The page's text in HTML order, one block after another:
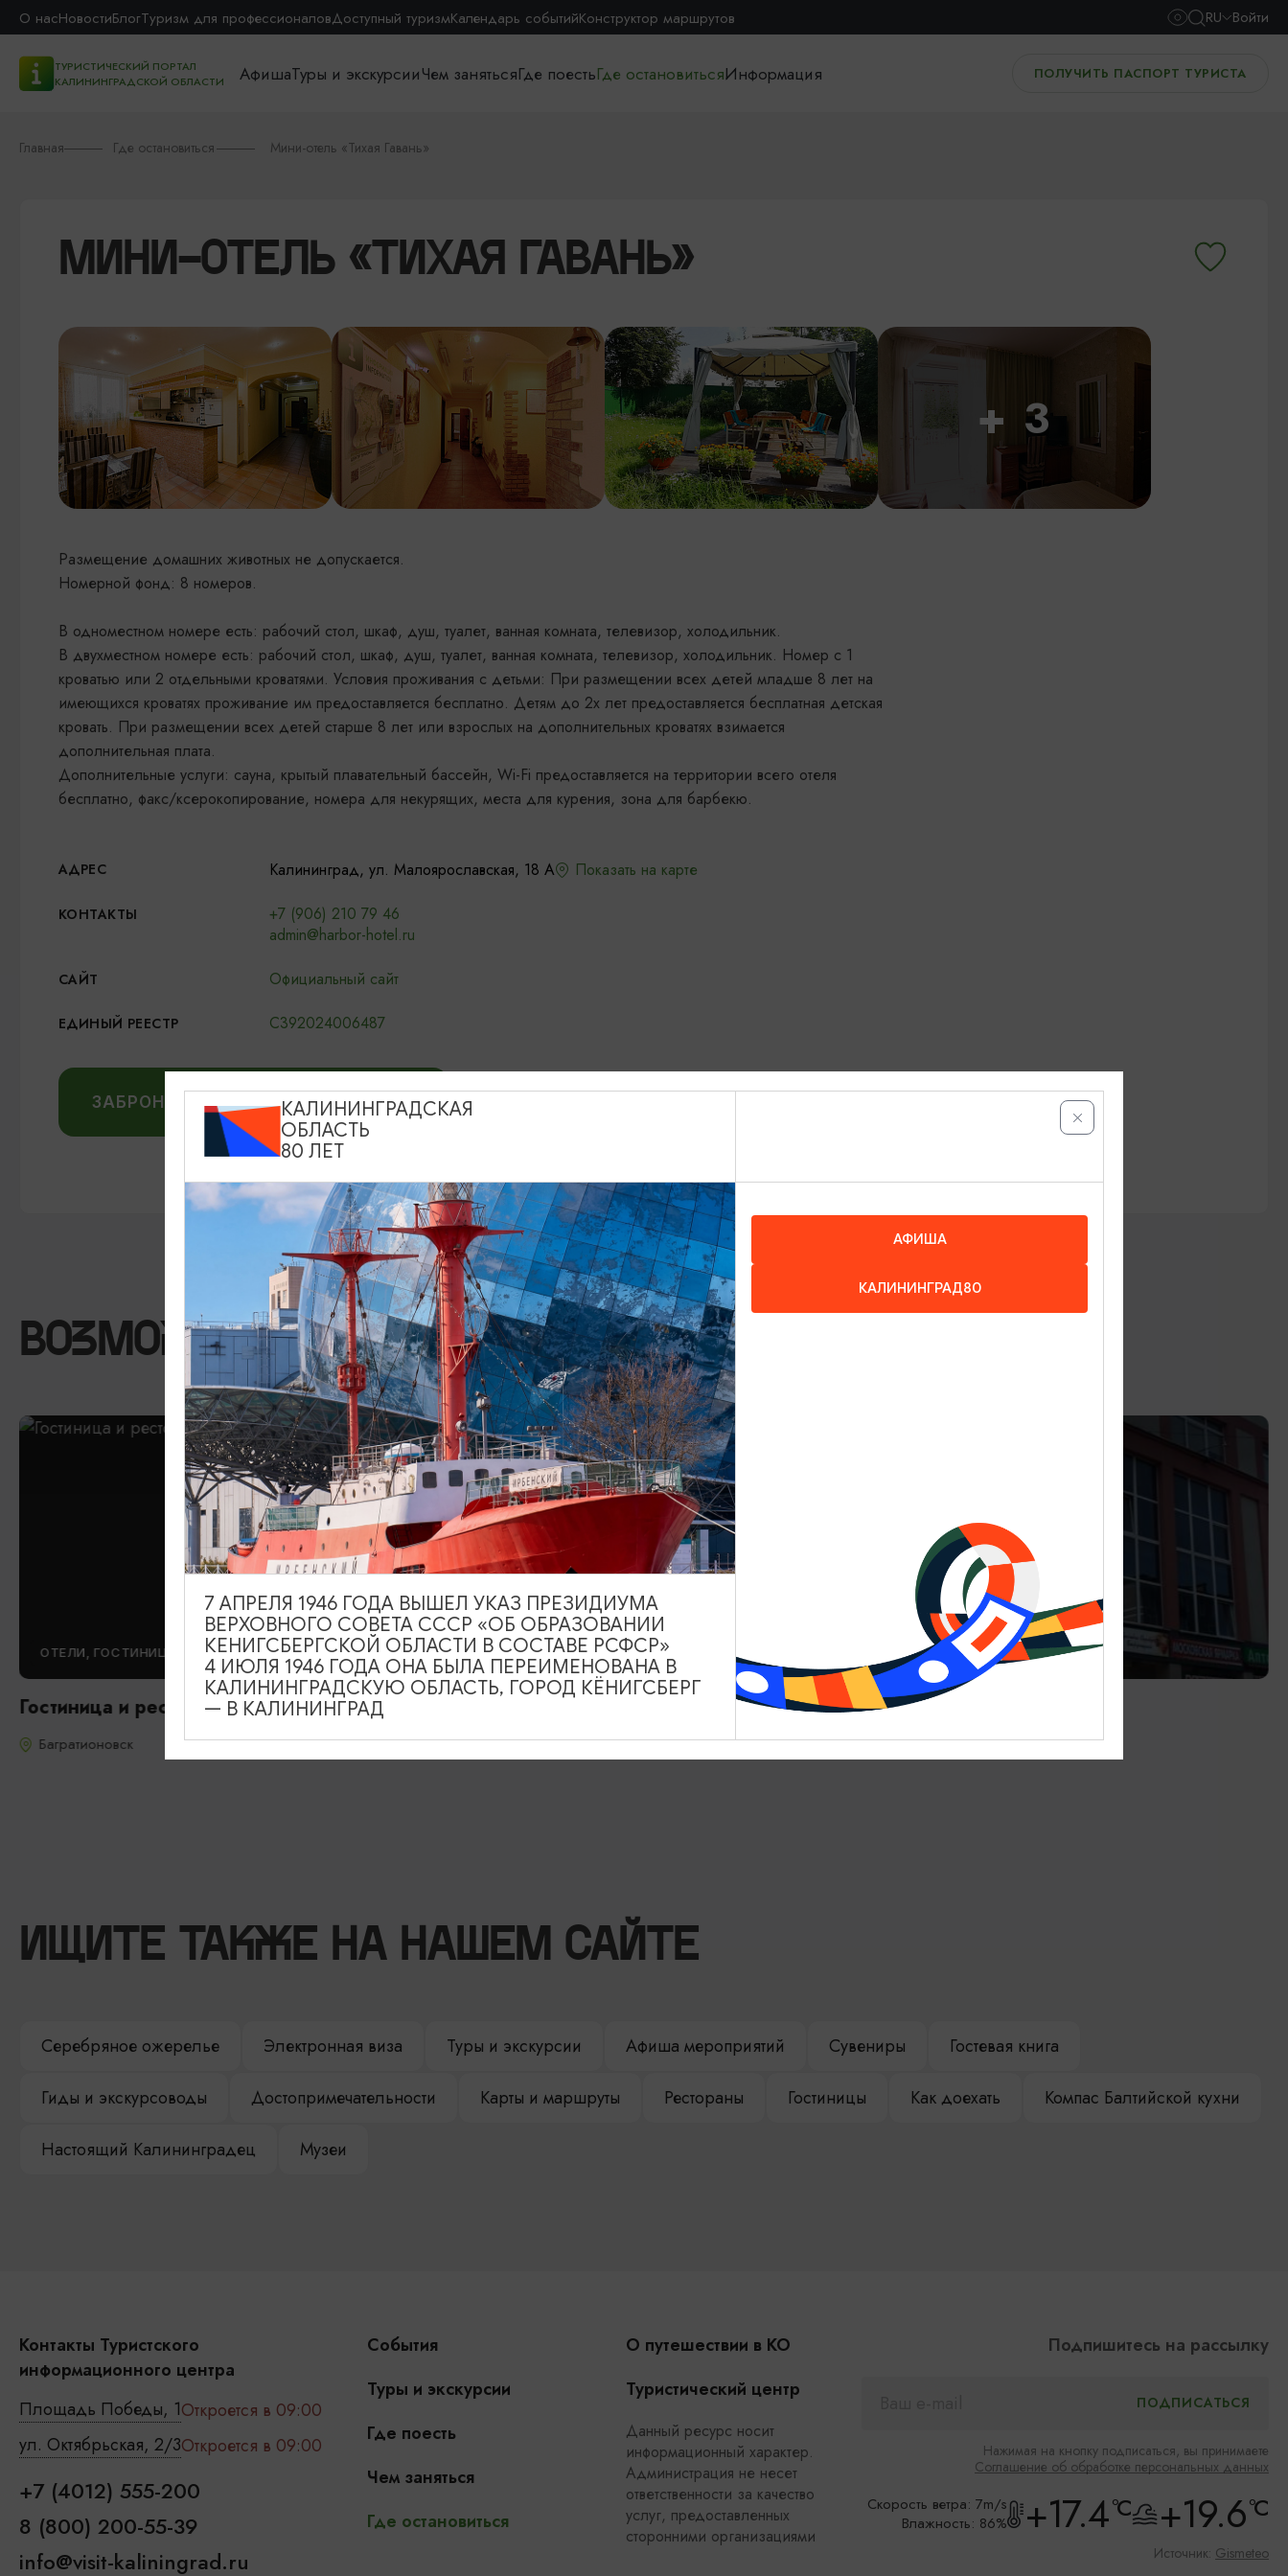
О насНовостиБлогТуризм для профессионаловДоступный туризмКалендарь событийКонструктор маршрутов RU Войти
ТУРИСТИЧЕСКИЙ ПОРТАЛ
КАЛИНИНГРАДСКОЙ ОБЛАСТИ
АфишаТуры и экскурсииЧем занятьсяГде поестьГде остановитьсяИнформация ПОЛУЧИТЬ ПАСПОРТ ТУРИСТА
Главная Где остановиться Мини-отель «Тихая Гавань»
МИНИ-ОТЕЛЬ «ТИХАЯ ГАВАНЬ»
+ 3
Размещение домашних животных не допускается.
Номерной фонд: 8 номеров.
В одноместном номере есть: рабочий стол, шкаф, душ, туалет, ванная комната, телевизор, холодильник.
В двухместном номере есть: рабочий стол, шкаф, душ, туалет, ванная комната, телевизор, холодильник. Номер с 1
кроватью или 2 отдельными кроватями. Условия проживания с детьми: При размещении всех детей младше 8 лет на
имеющихся кроватях проживание им предоставляется бесплатно. Детям до 2х лет предоставляется бесплатная детская
кровать. При размещении всех детей старше 8 лет или взрослых на дополнительных кроватях взимается
дополнительная плата.
Дополнительные услуги: сауна, крытый плавательный бассейн, Wi-Fi предоставляется на территории всего отеля
бесплатно, факс/ксерокопирование, номера для некурящих, места для курения, зона для барбекю.
АДРЕС Калининград, ул. Малоярославская, 18 А Показать на карте
КОНТАКТЫ
+7 (906) 210 79 46
admin@harbor-hotel.ru
САЙТ Официальный сайт
ЕДИНЫЙ РЕЕСТР С392024006487
ЗАБРОНИРОВАТЬ НА OSTROVOK.RU
ВОЗМОЖНО ВАС ЗАИНТЕРЕСУЕТ
ОТЕЛИ, ГОСТИНИЦЫ
Гостиница и ресторан «Серый Гусь»
Багратионовск
3
ОТЕЛИ, ГОСТИНИЦЫ
Гостиница «20 Меридиан»
Зеленоградск
ОТЕЛИ, ГОСТИНИЦЫ
Гостиница «Экспресс»
Советск
ИЩИТЕ ТАКЖЕ НА НАШЕМ САЙТЕ
Серебряное ожерелье Электронная виза Туры и экскурсии Афиша мероприятий Сувениры Гостевая книга
Гиды и экскурсоводы Достопримечательности Карты и маршруты Рестораны Гостиницы Как доехать Компас Балтийской кухни
Настоящий Калининградец Музеи
Контакты Туристского
информационного центра
Площадь Победы, 1Откроется в 09:00
ул. Октябрьская, 2/3Откроется в 09:00
+7 (4012) 555-200
8 (800) 200-55-39
info@visit-kaliningrad.ru
События
Туры и экскурсии
Где поесть
Чем заняться
Где остановиться
О путешествии в КО
Туристический центр
Данный ресурс носит
информационный характер.
Администрация не несет
ответственности за качество
услуг, предоставленных
сторонними организациями
Подпишитесь на рассылку
Нажимая на кнопку подписаться, вы принимаете
Соглашение об обработке персональных данных
Скорость ветра: 7m/s
Влажность: 86%
+17.4°C +19.6°C
Источник: Gismeteo
КАЛИНИНГРАДСКАЯ
ОБЛАСТЬ
80 ЛЕТ
АФИША
КАЛИНИНГРАД80
7 АПРЕЛЯ 1946 ГОДА ВЫШЕЛ УКАЗ ПРЕЗИДИУМА
ВЕРХОВНОГО СОВЕТА СССР «ОБ ОБРАЗОВАНИИ
КЕНИГСБЕРГСКОЙ ОБЛАСТИ В СОСТАВЕ РСФСР»
4 ИЮЛЯ 1946 ГОДА ОНА БЫЛА ПЕРЕИМЕНОВАНА В
КАЛИНИНГРАДСКУЮ ОБЛАСТЬ, ГОРОД КЁНИГСБЕРГ
— В КАЛИНИНГРАД